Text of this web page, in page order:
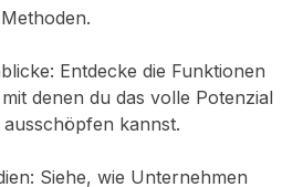
Entdecke die Funktionen
denen du das volle Potenzial
kannst.
Siehe, wie Unternehmen